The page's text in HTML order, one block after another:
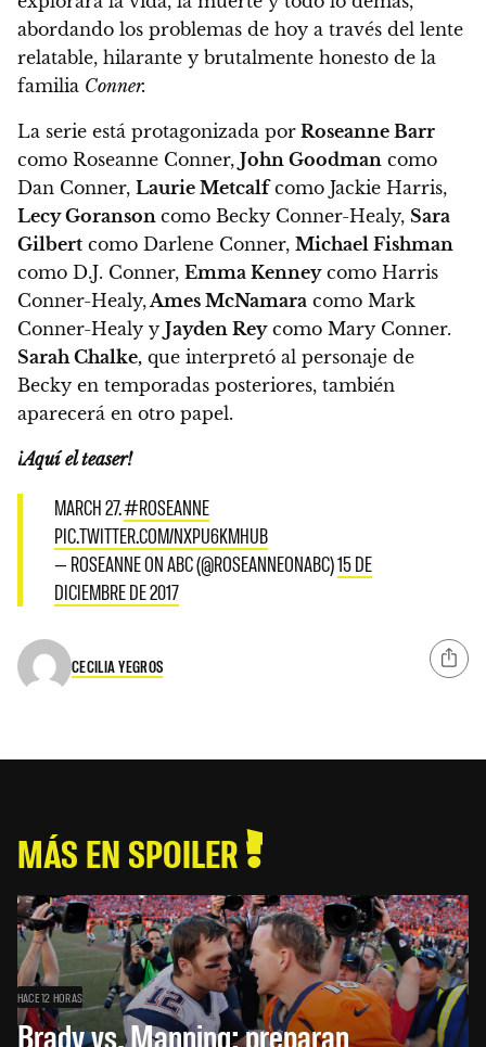
abordando los problemas de hoy a través del lente
relatable, hilarante y brutalmente honesto de la
familia Conner.
La serie está protagonizada por Roseanne Barr
como Roseanne Conner, John Goodman como
Dan Conner, Laurie Metcalfcomo Jackie Harris,
Lecy Goranson como Becky Conner-Healy, Sara
Gilbert como Darlene Conner, Michael Fishman
como D.J. Conner, Emma Kenneycomo Harris
Conner-Healy, Ames McNamara como Mark
Conner-Healy y Jayden Reycomo Mary Conner.
Sarah Chalke, que interpretó al personaje de
Becky en temporadas posteriores, también
aparecerá en otro papel.
¡Aquí el teaser!
MARCH 27.#ROSEANNE
PIC.TWITTER.COM/NXPU6KMHUB
— ROSEANNE ON ABC (@ROSEANNEONABC)15 DE
DICIEMBRE DE 2017
CECILIA YEGROS
MÁS EN SPOILER
HACE 12 HORAS
Brady vs. Manning: preparan